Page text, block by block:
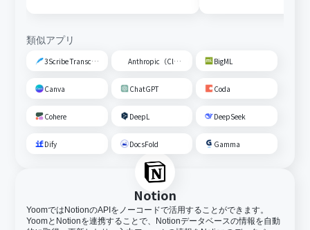
類似アプリ
3Scribe Transcription Anthropic（Claude） BigML
Canva ChatGPT Coda
Cohere DeepL DeepSeek
Dify DocsFold Gamma
Notion
YoomではNotionのAPIをノーコードで活用することができます。
YoomとNotionを連携することで、Notionデータベースの情報を自動